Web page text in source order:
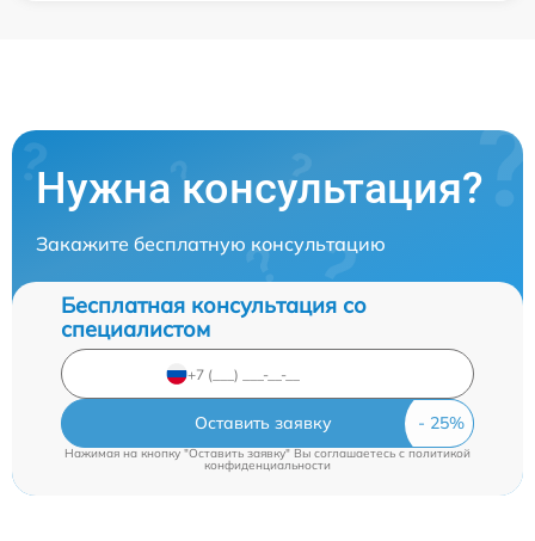
Нужна консультация?
Закажите бесплатную консультацию
Бесплатная консультация со
специалистом
Оставить заявку
Нажимая на кнопку "Оставить заявку" Вы соглашаетесь cполитикой
конфиденциальности